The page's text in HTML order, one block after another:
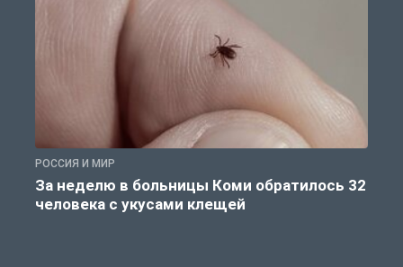
РОССИЯ И МИР
За неделю в больницы Коми обратилось 32
человека с укусами клещей